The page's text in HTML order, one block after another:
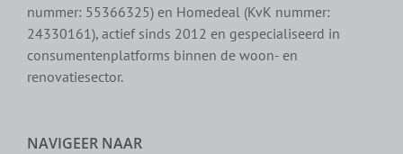
nummer: 55366325) en Homedeal (KvK nummer:
24330161), actief sinds 2012 en gespecialiseerd in
consumentenplatforms binnen de woon- en
renovatiesector.
NAVIGEER NAAR